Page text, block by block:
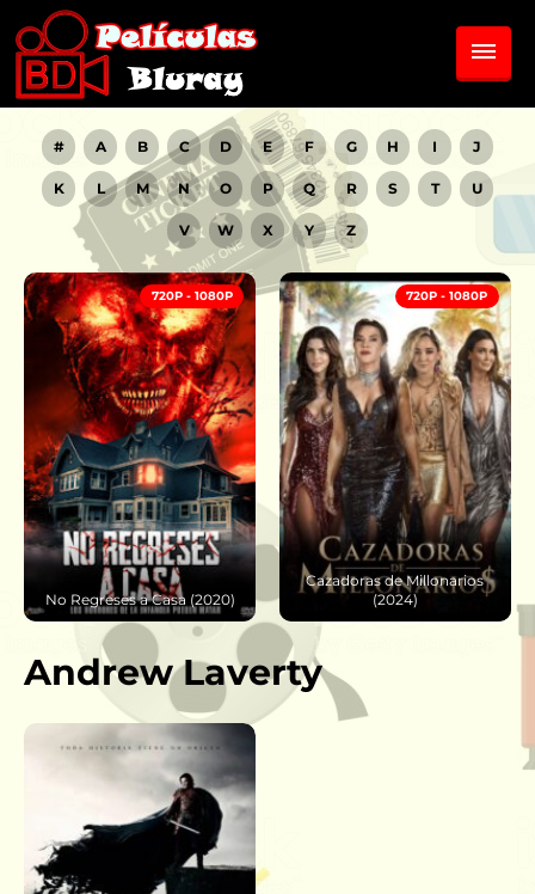
# A B C D E F G H I J
K L M N O P Q R S T U
V W X Y Z
720P - 1080P
Cazadoras de Millonarios
(2024)
720P - 1080P
Dune (2021)
Andrew Laverty